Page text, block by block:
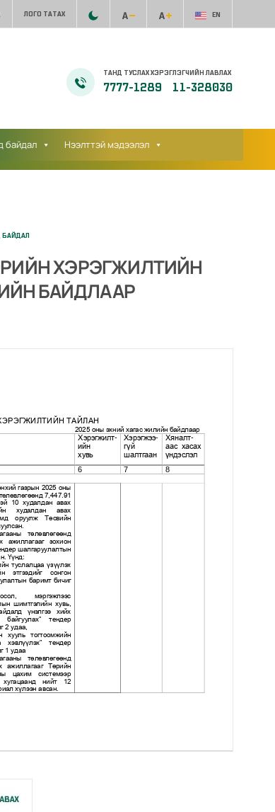
ЛОГО ТАТАХ EN
ТАНД ТУСЛАХ ХЭРЭГЛЭГЧИЙН ЛАВЛАХ
7777-1289 11-328030
байдал Нээлттэй мэдээлэл
БАЙДАЛ
ХЭРЭГЖИЛТИЙН
БАЙДЛААР